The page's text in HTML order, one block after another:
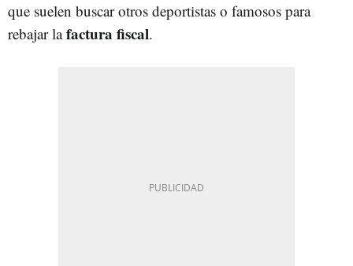
que suelen buscar otros deportistas o famosos para
rebajar lafactura fiscal.